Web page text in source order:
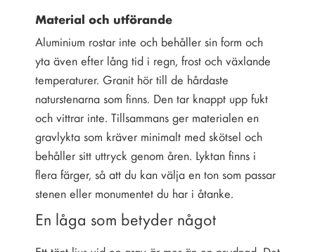
Material och utförande
Aluminium rostar inte och behåller sin form och
yta även efter lång tid i regn, frost och växlande
temperaturer. Granit hör till de hårdaste
naturstenarna som finns. Den tar knappt upp fukt
och vittrar inte. Tillsammans ger materialen en
gravlykta som kräver minimalt med skötsel och
behåller sitt uttryck genom åren. Lyktan finns i
flera färger, så att du kan välja en ton som passar
stenen eller monumentet du har i åtanke.
En låga som betyder något